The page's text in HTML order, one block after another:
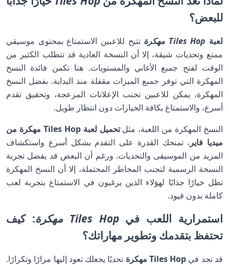
للبعض؟
لعبة Tiles Hop مهكرة
تتيح للاعبين الاستمتاع بمحتوى موسيقي
ممتع وتحديات شيقة، إلا أن النسخة العادية قد تتطلب الكثير من
الوقت لفتح جميع الأغاني والمستويات. هنا تكمن فائدة النسخ
المهكرة التي توفر جميع الميزات مقفلة منذ البداية. بفضل النسخ
المهكرة، يمكن للاعبين تجنب الإعلانات المزعجة، وتحقيق تقدم
أسرع، والاستمتاع بكافة الخيارات دون انتظار طويل.
النسخ المهكرة من اللعبة، مثل
تحميل لعبة Tiles Hop مهكرة من
ميديا فاير ، تمنحك القدرة على التقدم بشكل أسرع واستكشاف
المزيد من الموسيقى والتحديات. ورغم أن البعض قد يفضل تجربة
النسخة الرسمية لتجنب المخاطر المحتملة، إلا أن النسخ المهكرة
تظل خيارًا جذابًا لهؤلاء الذين يرغبون في الاستمتاع بتجربة لعب
كاملة بدون قيود.
استمرارية اللعب فيTiles Hop مهكرة
: كيف
تحتفظ بتقدمك وتطوير مهاراتك؟
قد تجد في Tiles Hop مهكرة
تحديًا يجعلك تعود إليها مرارًا وتكرارًا.